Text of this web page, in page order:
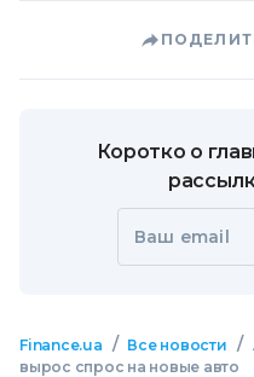
Коротко о
Ваш email
Finance.ua / Все новости /
вырос спрос на новые авто